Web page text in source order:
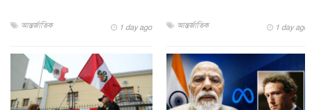
আন্তর্জাতিক 1 day ago আন্তর্জাতিক 1 day ago